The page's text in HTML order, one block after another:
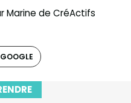
Marine de CréActifs